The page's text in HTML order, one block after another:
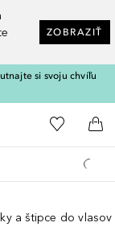
ZOBRAZIŤ
si svoju chvíľu
Do môjho
Do
a štipce do vlasov